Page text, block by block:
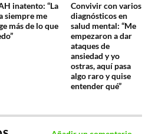
inatento: “La
siempre me
más de lo que
Convivir con varios
diagnósticos en
salud mental: “Me
empezaron a dar
ataques de
ansiedad y yo
ostras, aquí pasa
algo raro y quise
entender qué”